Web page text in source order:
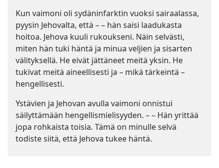
Kun vaimoni oli sydäninfarktin vuoksi sairaalassa,
pyysin Jehovalta, että – – hän saisi laadukasta
hoitoa. Jehova kuuli rukoukseni. Näin selvästi,
miten hän tuki häntä ja minua veljien ja sisarten
välityksellä. He eivät jättäneet meitä yksin. He
tukivat meitä aineellisesti ja – mikä tärkeintä –
hengellisesti.
Ystävien ja Jehovan avulla vaimoni onnistui
säilyttämään hengellismielisyyden. – – Hän yrittää
jopa rohkaista toisia. Tämä on minulle selvä
todiste siitä, että Jehova tukee häntä.